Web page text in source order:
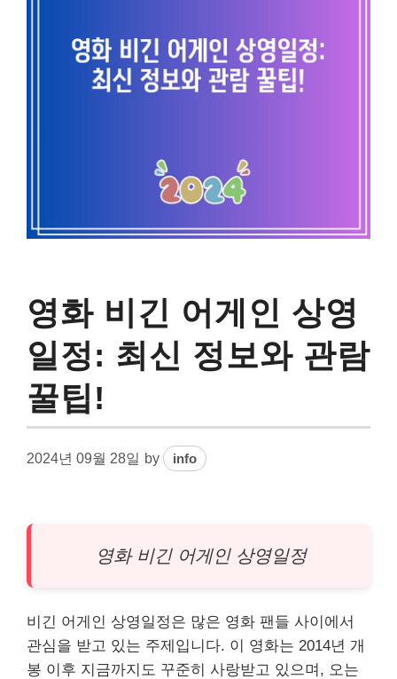
영화 비긴 어게인 상영
일정: 최신 정보와 관람
꿀팁!
2024년 09월 28일 by info
영화 비긴 어게인 상영일정
비긴 어게인 상영일정은 많은 영화 팬들 사이에서
관심을 받고 있는 주제입니다. 이 영화는 2014년 개
봉 이후 지금까지도 꾸준히 사랑받고 있으며, 오는